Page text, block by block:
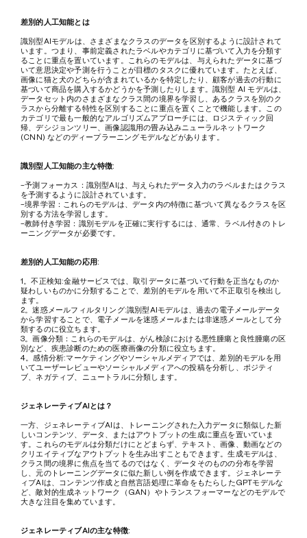
差別的人工知能とは
識別型AIモデルは、さまざまなクラスのデータを区別するように設計されて
います。つまり、事前定義されたラベルやカテゴリに基づいて入力を分類す
ることに重点を置いています。これらのモデルは、与えられたデータに基づ
いて意思決定や予測を行うことが目標のタスクに優れています。たとえば、
画像に猫と犬のどちらが含まれているかを特定したり、顧客が過去の行動に
基づいて商品を購入するかどうかを予測したりします。識別型 AI モデルは、
データセット内のさまざまなクラス間の境界を学習し、あるクラスを別のク
ラスから分離する特性を区別することに重点を置くことで機能します。この
カテゴリで最も一般的なアルゴリズムアプローチには、ロジスティック回
帰、デシジョンツリー、画像認識用の畳み込みニューラルネットワーク
(CNN) などのディープラーニングモデルなどがあります。
識別型人工知能の主な特徴:
-予測フォーカス：識別型AIは、与えられたデータ入力のラベルまたはクラス
を予測するように設計されています。
-境界学習：これらのモデルは、データ内の特徴に基づいて異なるクラスを区
別する方法を学習します。
-教師付き学習：識別モデルを正確に実行するには、通常、ラベル付きのトレ
ーニングデータが必要です。
差別的人工知能の応用:
1。不正検知:金融サービスでは、取引データに基づいて行動を正当なものか
疑わしいものかに分類することで、差別的モデルを用いて不正取引を検出し
ます。
2。迷惑メールフィルタリング:識別型AIモデルは、過去の電子メールデータ
から学習することで、電子メールを迷惑メールまたは非迷惑メールとして分
類するのに役立ちます。
3。画像分類：これらのモデルは、がん検診における悪性腫瘍と良性腫瘍の区
別など、疾患診断のための医療画像の分類に役立ちます。
4。感情分析:マーケティングやソーシャルメディアでは、差別的モデルを用
いてユーザーレビューやソーシャルメディアへの投稿を分析し、ポジティ
ブ、ネガティブ、ニュートラルに分類します。
ジェネレーティブAIとは？
一方、ジェネレーティブAIは、トレーニングされた入力データに類似した新
しいコンテンツ、データ、またはアウトプットの生成に重点を置いていま
す。これらのモデルは分類だけにとどまらず、テキスト、画像、動画などの
クリエイティブなアウトプットを生み出すこともできます。生成モデルは、
クラス間の境界に焦点を当てるのではなく、データそのものの分布を学習
し、元のトレーニングデータに似た新しい例を作成できます。ジェネレーテ
ィブAIは、コンテンツ作成と自然言語処理に革命をもたらしたGPTモデルな
ど、敵対的生成ネットワーク（GAN）やトランスフォーマーなどのモデルで
大きな注目を集めています。
ジェネレーティブAIの主な特徴: